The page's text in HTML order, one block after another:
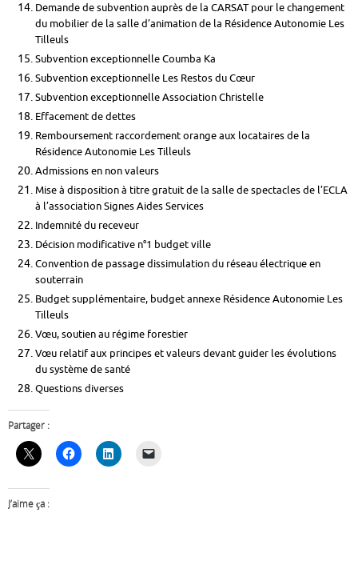
Demande de subvention auprès de la CARSAT pour le changement
du mobilier de la salle d’animation de la Résidence Autonomie Les
Tilleuls
Subvention exceptionnelle Coumba Ka
Subvention exceptionnelle Les Restos du Cœur
Subvention exceptionnelle Association Christelle
Effacement de dettes
Remboursement raccordement orange aux locataires de la
Résidence Autonomie Les Tilleuls
Admissions en non valeurs
Mise à disposition à titre gratuit de la salle de spectacles de l’ECLA
à l’association Signes Aides Services
Indemnité du receveur
Décision modificative n°1 budget ville
Convention de passage dissimulation du réseau électrique en
souterrain
Budget supplémentaire, budget annexe Résidence Autonomie Les
Tilleuls
Vœu, soutien au régime forestier
Vœu relatif aux principes et valeurs devant guider les évolutions
du système de santé
Questions diverses
Partager :
J’aime ça :